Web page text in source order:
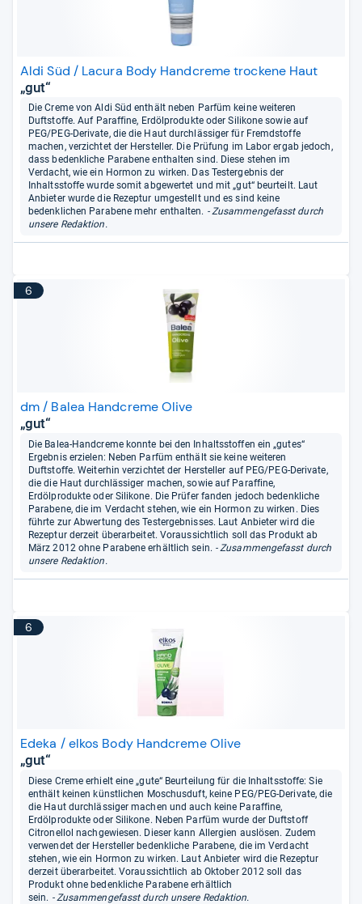
Aldi Süd / Lacura Body Handcreme trockene Haut
„gut“
Die Creme von Aldi Süd enthält neben Parfüm keine weiteren
Duftstoffe. Auf Paraffine, Erdölprodukte oder Silikone sowie auf
PEG/PEG-Derivate, die die Haut durchlässiger für Fremdstoffe
machen, verzichtet der Hersteller. Die Prüfung im Labor ergab jedoch,
dass bedenkliche Parabene enthalten sind. Diese stehen im
Verdacht, wie ein Hormon zu wirken. Das Testergebnis der
Inhaltsstoffe wurde somit abgewertet und mit „gut“ beurteilt. Laut
Anbieter wurde die Rezeptur umgestellt und es sind keine
bedenklichen Parabene mehr enthalten. - Zusammengefasst durch
unsere Redaktion.
6
dm / Balea Handcreme Olive
„gut“
Die Balea-Handcreme konnte bei den Inhaltsstoffen ein „gutes“
Ergebnis erzielen: Neben Parfüm enthält sie keine weiteren
Duftstoffe. Weiterhin verzichtet der Hersteller auf PEG/PEG-Derivate,
die die Haut durchlässiger machen, sowie auf Paraffine,
Erdölprodukte oder Silikone. Die Prüfer fanden jedoch bedenkliche
Parabene, die im Verdacht stehen, wie ein Hormon zu wirken. Dies
führte zur Abwertung des Testergebnisses. Laut Anbieter wird die
Rezeptur derzeit überarbeitet. Voraussichtlich soll das Produkt ab
März 2012 ohne Parabene erhältlich sein. - Zusammengefasst durch
unsere Redaktion.
6
Edeka / elkos Body Handcreme Olive
„gut“
Diese Creme erhielt eine „gute“ Beurteilung für die Inhaltsstoffe: Sie
enthält keinen künstlichen Moschusduft, keine PEG/PEG-Derivate, die
die Haut durchlässiger machen und auch keine Paraffine,
Erdölprodukte oder Silikone. Neben Parfüm wurde der Duftstoff
Citronellol nachgewiesen. Dieser kann Allergien auslösen. Zudem
verwendet der Hersteller bedenkliche Parabene, die im Verdacht
stehen, wie ein Hormon zu wirken. Laut Anbieter wird die Rezeptur
derzeit überarbeitet. Voraussichtlich ab Oktober 2012 soll das
Produkt ohne bedenkliche Parabene erhältlich
sein. - Zusammengefasst durch unsere Redaktion.